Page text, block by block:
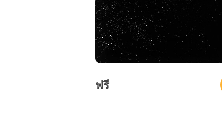
ฟรี